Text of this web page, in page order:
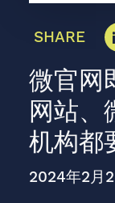
SHARE
微官网
网站、
机构都
2024年2月